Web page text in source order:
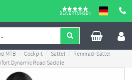
BEWERTUNGEN
MTB Cockpit Sättel
Rennrad-Sättel
Dynamic Road Saddle